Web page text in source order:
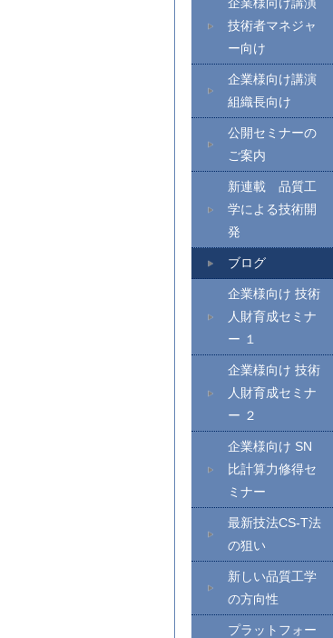
技術者マネジャ
ー向け
企業様向け講演
組織長向け
公開セミナーの
ご案内
新連載 品質工
学による技術開
発
ブログ
企業様向け 技術
人財育成セミナ
ー １
企業様向け 技術
人財育成セミナ
ー ２
企業様向け SN
比計算力修得セ
ミナー
最新技法CS-T法
の狙い
新しい品質工学
の方向性
プラットフォー